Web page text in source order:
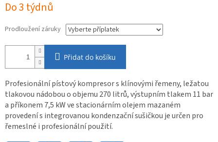
cena:
Do 3 týdnů
Prodloužení záruky
Přidat do košíku
Profesionální pístový kompresor s klínovými řemeny, ležatou
tlakovou nádobou o objemu 270 litrů, výstupním tlakem 11 bar
a příkonem 7,5 kW ve stacionárním olejem mazaném
provedení s integrovanou kondenzační sušičkou je určen pro
řemeslné i profesionální použití.